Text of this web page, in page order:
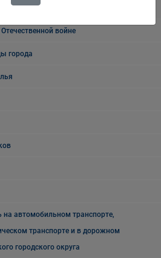
НПА
войне
города
автомобильном транспорте,
транспорте и в дорожном
городского округа